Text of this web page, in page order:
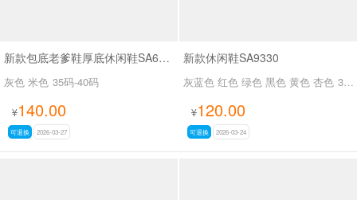
新款包底老爹鞋厚底休闲鞋SA689-12
灰色 米色 35码-40码
¥140.00
可退换 2026-03-27
新款休闲鞋SA9330
灰蓝色 红色 绿色 黑色 黄色 杏色 35码-40码
¥120.00
可退换 2026-03-24